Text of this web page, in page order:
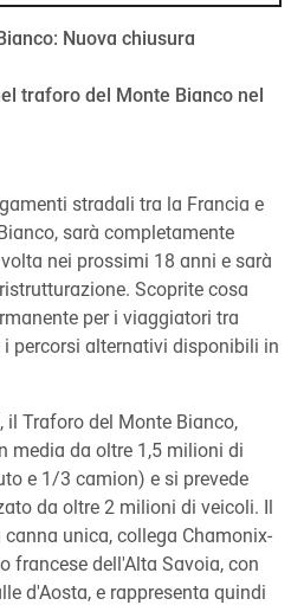
Nuova chiusura
traforo del Monte Bianco nel
stradali tra la Francia e
sarà completamente
nei prossimi 18 anni e sarà
Scoprite cosa
per i viaggiatori tra
percorsi alternativi disponibili in
il Traforo del Monte Bianco,
media da oltre 1,5 milioni di
e 1/3 camion) e si prevede
da oltre 2 milioni di veicoli. Il
canna unica, collega Chamonix-
francese dell'Alta Savoia, con
d'Aosta, e rappresenta quindi